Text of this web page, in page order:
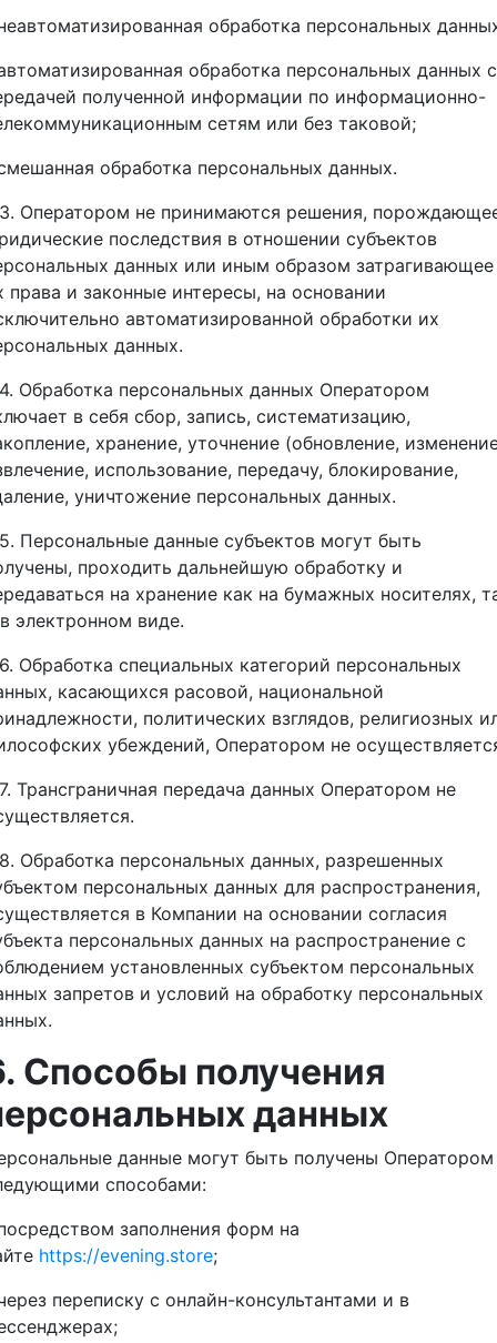
обработка персональных
обработка персональных данных с
полученной информации по информационно-
сетям или без таковой;
обработка персональных данных.
Оператором не принимаются решения,
последствия в отношении субъектов
данных или иным образом затрагивающее
права и законные интересы, на основании
автоматизированной обработки их
данных.
Обработка персональных данных Оператором
в себя сбор, запись, систематизацию,
хранение, уточнение (обновление,
использование, передачу, блокирование,
уничтожение персональных данных.
Персональные данные субъектов могут быть
проходить дальнейшую обработку и
на хранение как на бумажных носителях,
электронном виде.
Обработка специальных категорий персональных
касающихся расовой, национальной
политических взглядов, религиозных
убеждений, Оператором не
Трансграничная передача данных Оператором не
Обработка персональных данных, разрешенных
персональных данных для распространения,
в Компании на основании согласия
персональных данных на распространение с
установленных субъектом персональных
запретов и условий на обработку персональных
Способы получения
данных
данные могут быть получены Оператором
способами:
заполнения форм на
https://evening.store;
переписку с онлайн-консультантами и в